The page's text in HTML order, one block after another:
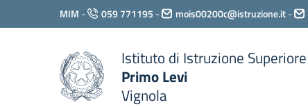
Vai ai contenuti
Vai al menu di navigazione
MIM - 059 771195 - mois00200c@istruzione.it-
Istituto di Istruzione Superiore
Primo Levi
Vignola